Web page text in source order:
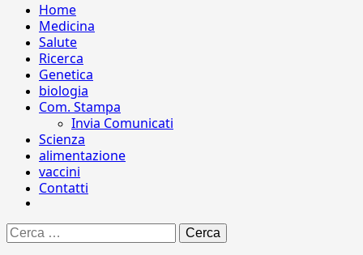
Home
Medicina
Salute
Ricerca
Genetica
biologia
Com. Stampa
Invia Comunicati
Scienza
alimentazione
vaccini
Contatti
Ricerca
per: